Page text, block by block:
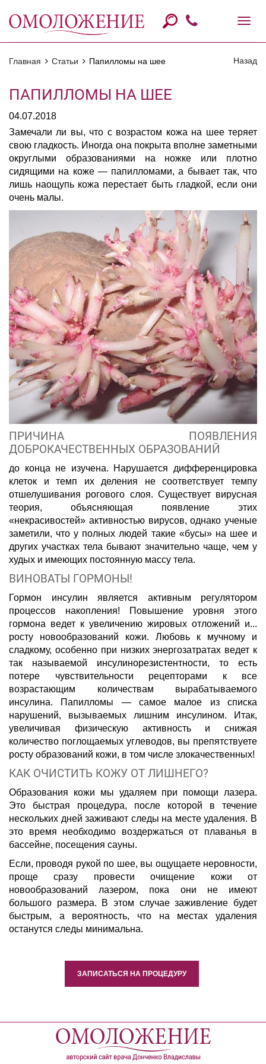
Назад
Главная Статьи Папилломы на шее
ПАПИЛЛОМЫ НА ШЕЕ
04.07.2018
Замечали ли вы, что с возрастом кожа на шее теряет
свою гладкость. Иногда она покрыта вполне заметными
округлыми образованиями на ножке или плотно
сидящими на коже — папилломами, а бывает так, что
лишь наощупь кожа перестает быть гладкой, если они
очень малы.
ПРИЧИНА ПОЯВЛЕНИЯ
ДОБРОКАЧЕСТВЕННЫХ ОБРАЗОВАНИЙ
до конца не изучена. Нарушается дифференцировка
клеток и темп их деления не соответствует темпу
отшелушивания рогового слоя. Существует вирусная
теория, объясняющая появление этих
«некрасивостей» активностью вирусов, однако ученые
заметили, что у полных людей такие «бусы» на шее и
других участках тела бывают значительно чаще, чем у
худых и имеющих постоянную массу тела.
ВИНОВАТЫ ГОРМОНЫ!
Гормон инсулин является активным регулятором
процессов накопления! Повышение уровня этого
гормона ведет к увеличению жировых отложений и...
росту новообразований кожи. Любовь к мучному и
сладкому, особенно при низких энергозатратах ведет к
так называемой инсулинорезистентности, то есть
потере чувствительности рецепторами к все
возрастающим количествам вырабатываемого
инсулина. Папилломы — самое малое из списка
нарушений, вызываемых лишним инсулином. Итак,
увеличивая физическую активность и снижая
количество поглощаемых углеводов, вы препятствуете
росту образований кожи, в том числе злокачественных!
КАК ОЧИСТИТЬ КОЖУ ОТ ЛИШНЕГО?
Образования кожи мы удаляем при помощи лазера.
Это быстрая процедура, после которой в течение
нескольких дней заживают следы на месте удаления. В
это время необходимо воздержаться от плаванья в
бассейне, посещения сауны.
Если, проводя рукой по шее, вы ощущаете неровности,
проще сразу провести очищение кожи от
новообразований лазером, пока они не имеют
большого размера. В этом случае заживление будет
быстрым, а вероятность, что на местах удаления
останутся следы минимальна.
ЗАПИСАТЬСЯ НА ПРОЦЕДУРУ